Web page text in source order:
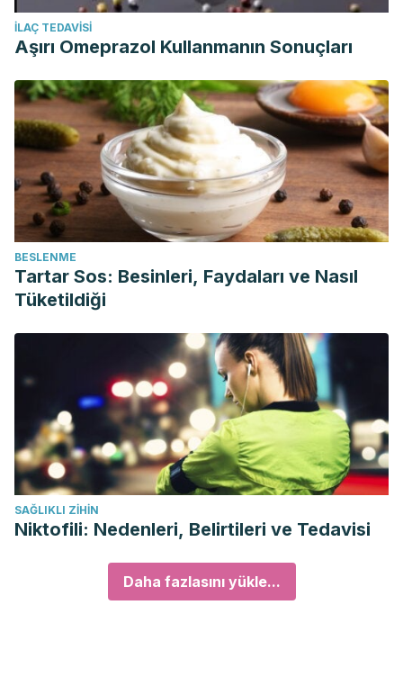
İLAÇ TEDAVISI
Aşırı Omeprazol Kullanmanın Sonuçları
BESLENME
Tartar Sos: Besinleri, Faydaları ve Nasıl
Tüketildiği
SAĞLIKLI ZIHIN
Niktofili: Nedenleri, Belirtileri ve Tedavisi
Daha fazlasını yükle...